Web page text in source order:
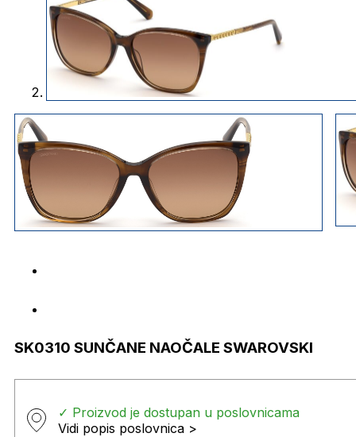
SK0310 SUNČANE NAOČALE SWAROVSKI
✓ Proizvod je dostupan u poslovnicama
Vidi popis poslovnica >